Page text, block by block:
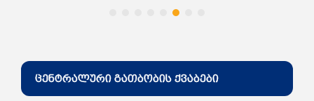
ცენტრალური გათბობის ქვაბები